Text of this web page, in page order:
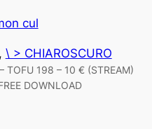
cul
, \ > CHIAROSCURO
TOFU 198 – 10 € (STREAM)
DOWNLOAD